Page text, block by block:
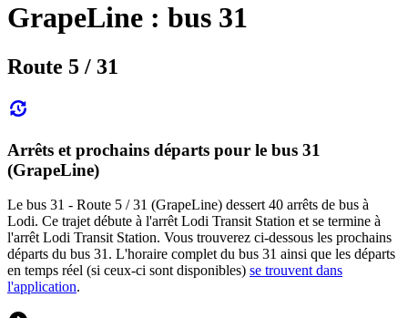
GrapeLine : bus 31
Route 5 / 31
Arrêts et prochains départs pour le bus 31
(GrapeLine)
Le bus 31 - Route 5 / 31 (GrapeLine) dessert 40 arrêts de bus à
Lodi. Ce trajet débute à l'arrêt Lodi Transit Station et se termine à
l'arrêt Lodi Transit Station. Vous trouverez ci-dessous les prochains
départs du bus 31. L'horaire complet du bus 31 ainsi que les départs
en temps réel (si ceux-ci sont disponibles) se trouvent dans
l'application.